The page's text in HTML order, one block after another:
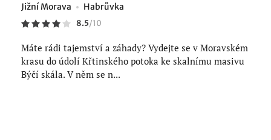
Jižní Morava Habrůvka
8.5/10
Máte rádi tajemství a záhady? Vydejte se v Moravském
krasu do údolí Křtinského potoka ke skalnímu masivu
Býčí skála. V něm se n...